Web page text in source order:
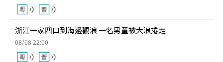
浙江一家四口到海邊觀浪 一名男童被大浪捲走
08/08 22:00